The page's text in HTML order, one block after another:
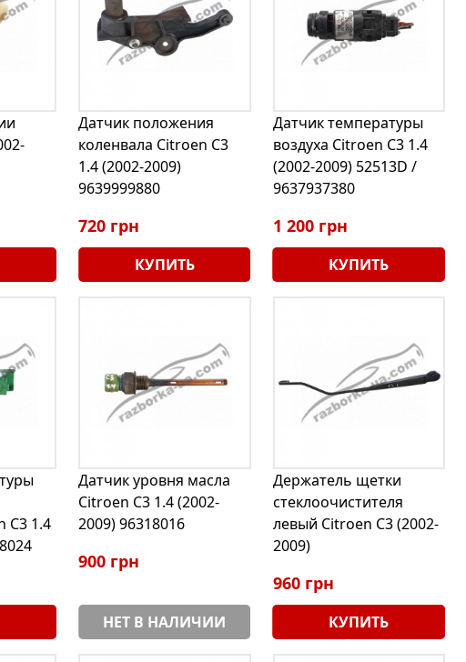
Датчик положения
коленвала Citroen C3
1.4 (2002-2009)
9639999880
720 грн
КУПИТЬ
Датчик температуры
воздуха Citroen C3 1.4
(2002-2009) 52513D /
9637937380
1 200 грн
КУПИТЬ
C3 1.4
Датчик уровня масла
Citroen C3 1.4 (2002-
2009) 96318016
900 грн
НЕТ В НАЛИЧИИ
Держатель щетки
стеклоочистителя
левый Citroen C3 (2002-
2009)
960 грн
КУПИТЬ